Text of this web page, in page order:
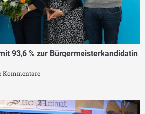
93,6 % zur Bürgermeisterkandidatin
Kommentare